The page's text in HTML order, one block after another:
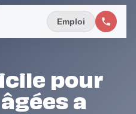
Emploi
pour
a